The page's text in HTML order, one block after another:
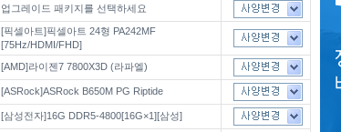
업그레이드 패키지를 선택하세요
[픽셀아트]픽셀아트 24형 PA242MF
[75Hz/HDMI/FHD]
[AMD]라이젠7 7800X3D (라파엘)
[ASRock]ASRock B650M PG Riptide
[삼성전자]16G DDR5-4800[16G×1][삼성]